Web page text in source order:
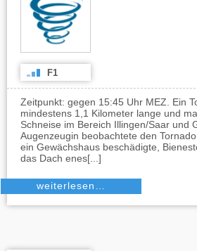
F1
Zeitpunkt: gegen 15:45 Uhr MEZ. Ein
mindestens 1,1 Kilometer lange und
Schneise im Bereich Illingen/Saar und
Augenzeugin beobachtete den
ein Gewächshaus beschädigte,
das Dach enes[...]
weiterlesen…